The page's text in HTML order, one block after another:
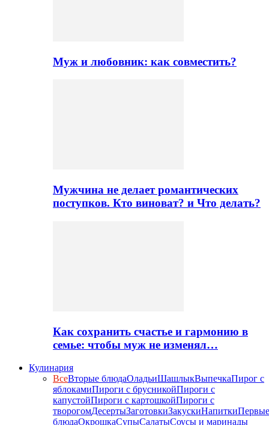
Муж и любовник: как совместить?
Мужчина не делает романтических
поступков. Кто виноват? и Что делать?
Как сохранить счастье и гармонию в
семье: чтобы муж не изменял…
Кулинария
ВсеВторые блюдаОладьиШашлыкВыпечкаПирог с
яблокамиПироги с брусникойПироги с
капустойПироги с картошкойПироги с
творогомДесертыЗаготовкиЗакускиНапиткиПервые
блюдаОкрошкаСупыСалатыСоусы и маринады